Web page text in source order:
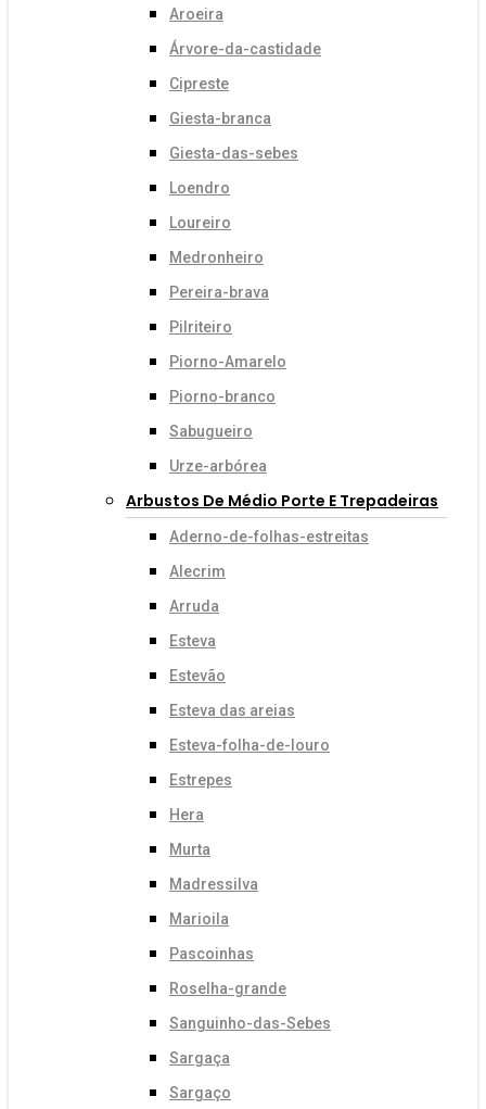
Aroeira
Árvore-da-castidade
Cipreste
Giesta-branca
Giesta-das-sebes
Loendro
Loureiro
Medronheiro
Pereira-brava
Pilriteiro
Piorno-Amarelo
Piorno-branco
Sabugueiro
Urze-arbórea
Arbustos De Médio Porte E Trepadeiras
Aderno-de-folhas-estreitas
Alecrim
Arruda
Esteva
Estevão
Esteva das areias
Esteva-folha-de-louro
Estrepes
Hera
Murta
Madressilva
Marioila
Pascoinhas
Roselha-grande
Sanguinho-das-Sebes
Sargaça
Sargaço